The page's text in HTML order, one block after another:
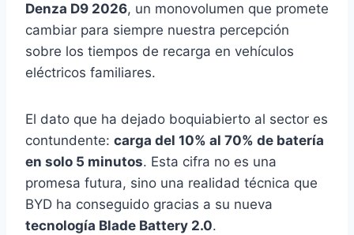
Denza D9 2026, un monovolumen que promete
cambiar para siempre nuestra percepción
sobre los tiempos de recarga en vehículos
eléctricos familiares.
El dato que ha dejado boquiabierto al sector es
contundente: carga del 10% al 70% de batería
en solo 5 minutos. Esta cifra no es una
promesa futura, sino una realidad técnica que
BYD ha conseguido gracias a su nueva
tecnología Blade Battery 2.0.